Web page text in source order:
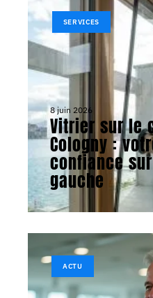
SERVICES
8 juin 2026
Vitrier sur le
Cologny :
confiance
gauche
ACTU